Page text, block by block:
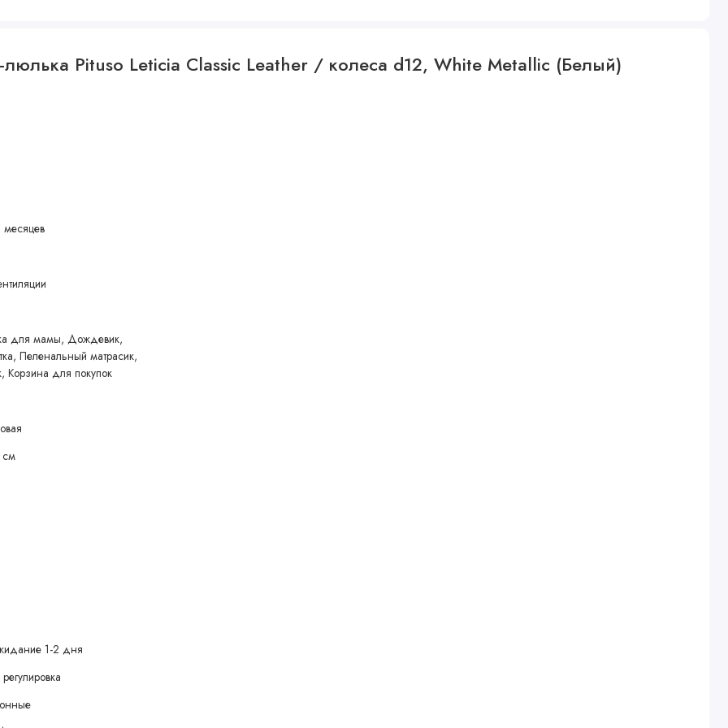
люлька Pituso Leticia Classic Leather / колеса d12, White Metallic (Белый)
для мамы, Дождевик,
Пеленальный матрасик,
Корзина для покупок
см
1-2 дня